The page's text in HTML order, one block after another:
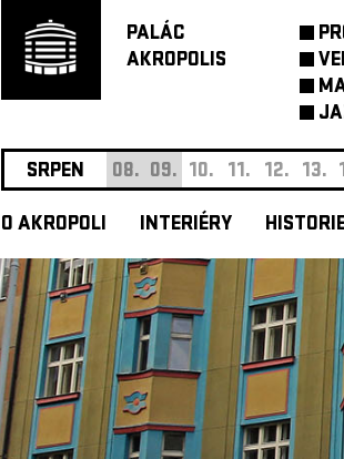
PALÁC
AKROPOLIS
SRPEN 08. 09. 10. 11. 12. 13.
O AKROPOLI INTERIÉRY